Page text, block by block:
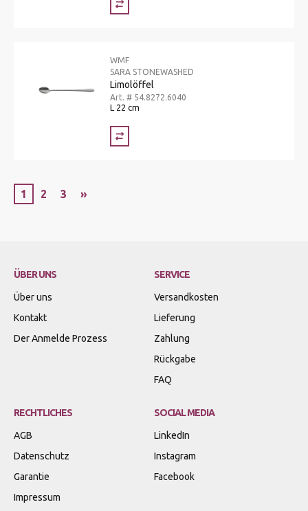
WMF
SARA STONEWASHED
Limolöffel
Art. # 54.8272.6040
L 22 cm
1 2 3 »
ÜBER UNS
Über uns
Kontakt
Der Anmelde Prozess
SERVICE
Versandkosten
Lieferung
Zahlung
Rückgabe
FAQ
RECHTLICHES
AGB
Datenschutz
Garantie
Impressum
SOCIAL MEDIA
LinkedIn
Instagram
Facebook